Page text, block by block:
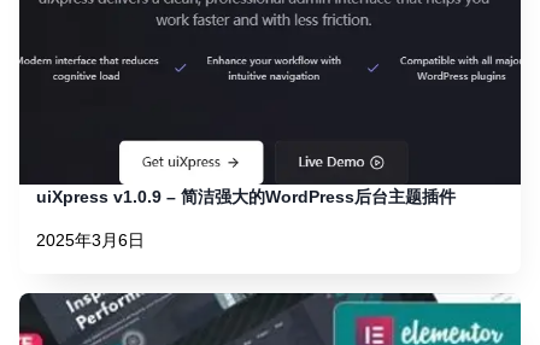
uiXpress v1.0.9 – 简洁强大的WordPress后台主题插件
2025年3月6日